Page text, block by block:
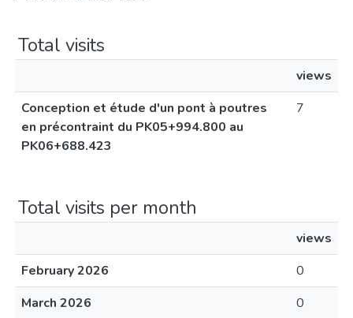
Total visits
views
Conception et étude d'un pont à poutres
en précontraint du PK05+994.800 au
PK06+688.423
7
Total visits per month
views
February 2026
0
March 2026
0